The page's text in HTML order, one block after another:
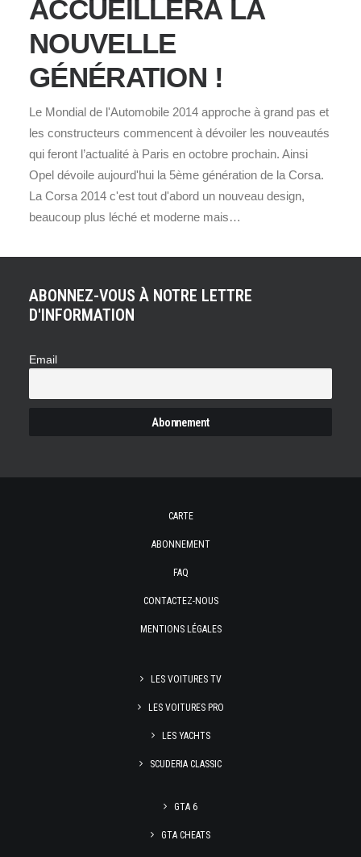
ACCUEILLERA LA
NOUVELLE
GÉNÉRATION !
Le Mondial de l'Automobile 2014 approche à grand pas et
les constructeurs commencent à dévoiler les nouveautés
qui feront l’actualité à Paris en octobre prochain. Ainsi
Opel dévoile aujourd'hui la 5ème génération de la Corsa.
La Corsa 2014 c'est tout d'abord un nouveau design,
beaucoup plus léché et moderne mais…
ABONNEZ-VOUS À NOTRE LETTRE
D'INFORMATION
Email
CARTE
ABONNEMENT
FAQ
CONTACTEZ-NOUS
MENTIONS LÉGALES
LES VOITURES TV
LES VOITURES PRO
LES YACHTS
SCUDERIA CLASSIC
GTA 6
GTA CHEATS